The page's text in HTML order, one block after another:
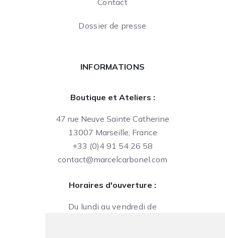
Contact
Dossier de presse
INFORMATIONS
Boutique et Ateliers :
47 rue Neuve Sainte Catherine
13007 Marseille, France
+33 (0)4 91 54 26 58
contact@marcelcarbonel.com
Horaires d'ouverture :
Du lundi au vendredi de